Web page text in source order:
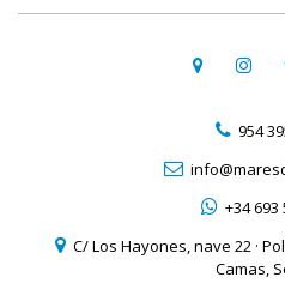
954
+34 693
C/ Los Hayones, nave 22 ·
Camas,